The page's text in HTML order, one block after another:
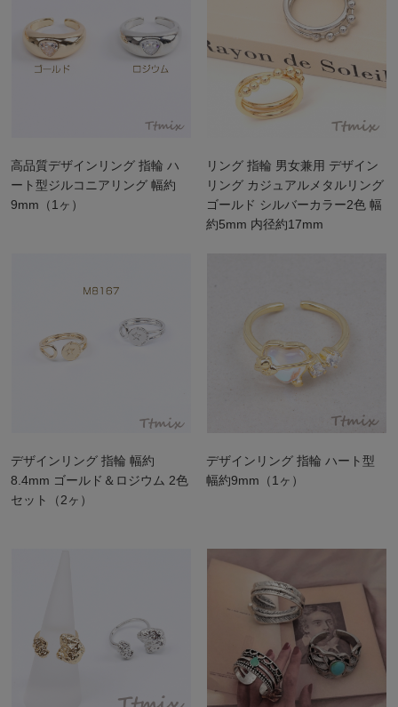
高品質デザインリング 指輪 ハ
ート型ジルコニアリング 幅約
9mm（1ヶ）
リング 指輪 男女兼用 デザイン
リング カジュアルメタルリング
ゴールド シルバーカラー2色 幅
約5mm 内径約17mm
デザインリング 指輪 幅約
8.4mm ゴールド＆ロジウム 2色
セット（2ヶ）
デザインリング 指輪 ハート型
幅約9mm（1ヶ）